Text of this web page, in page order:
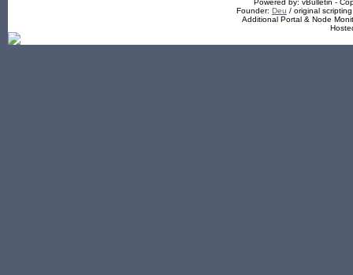
Powered by: vBulletin -
Founder: Deu / original
Additional Portal & Node